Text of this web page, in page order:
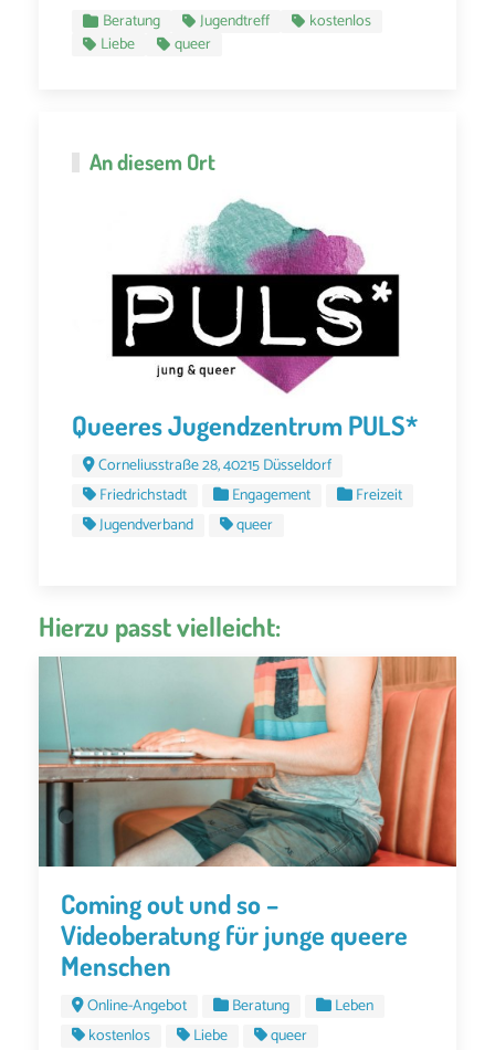
Beratung Jugendtreff
kostenlos
Liebe
queer
An diesem Ort
Queeres Jugendzentrum PULS*
Corneliusstraße 28, 40215 Düsseldorf
Friedrichstadt
Engagement
Freizeit
Jugendverband
queer
Hierzu passt vielleicht:
Coming out und so –
Videoberatung für junge queere
Menschen
Online-Angebot Beratung
Leben
kostenlos
Liebe queer